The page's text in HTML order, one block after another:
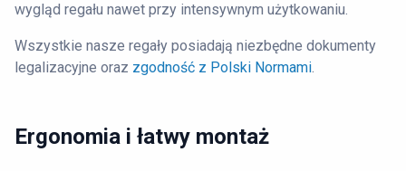
wygląd regału nawet przy intensywnym użytkowaniu.
Wszystkie nasze regały posiadają niezbędne dokumenty
legalizacyjne oraz zgodność z Polski Normami.
Ergonomia i łatwy montaż